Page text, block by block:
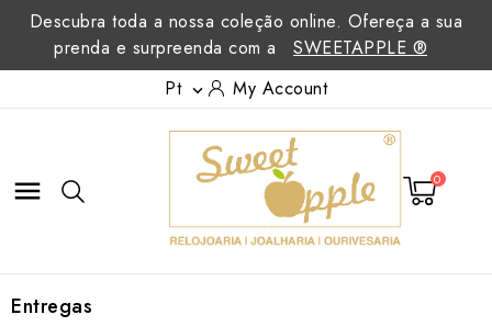
Descubra toda a nossa coleção online. Ofereça a sua
prenda e surpreenda com a
SWEETAPPLE ®
Pt  My Account
 0
Entregas